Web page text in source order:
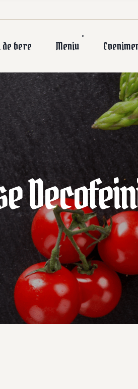
bere Meniu